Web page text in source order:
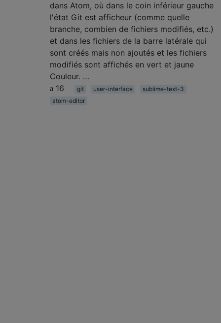
dans Atom, où dans le coin inférieur gauche
l'état Git est afficheur (comme quelle
branche, combien de fichiers modifiés, etc.)
et dans les fichiers de la barre latérale qui
sont créés mais non ajoutés et les fichiers
modifiés sont affichés en vert et jaune
Couleur. …
16
git user-interface
sublime-text-3
atom-editor